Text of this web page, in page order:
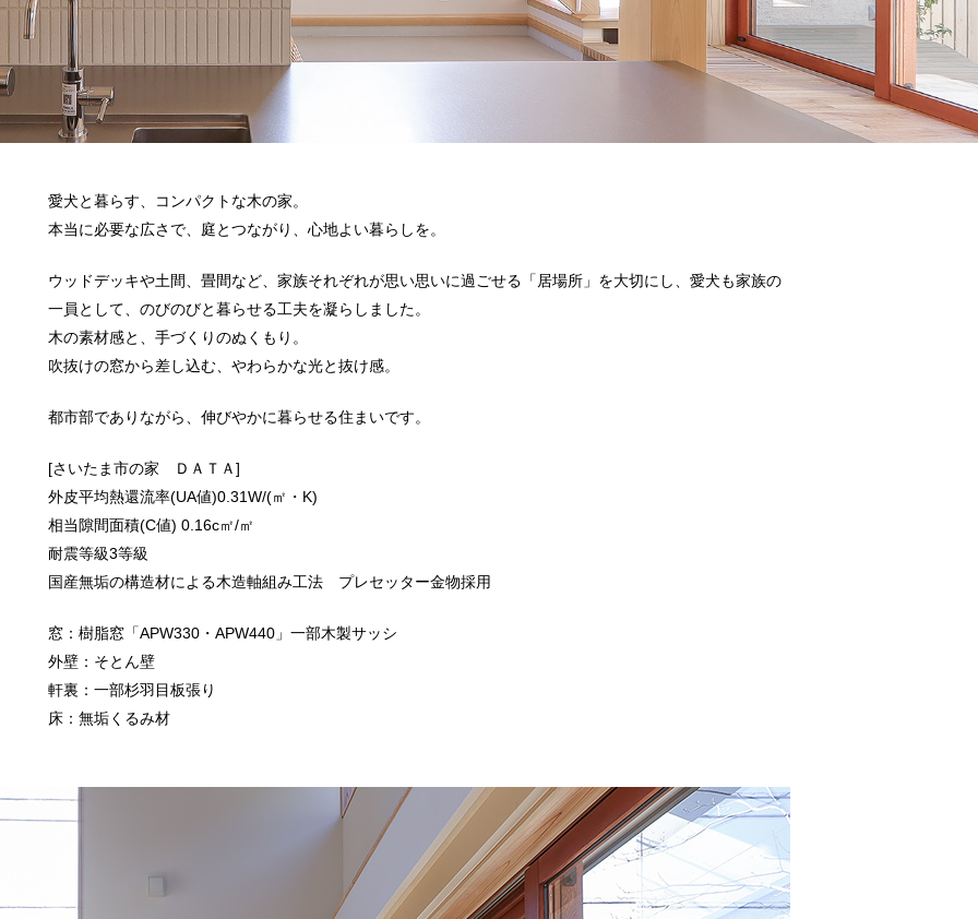
愛犬と暮らす、コンパクトな木の家。
本当に必要な広さで、庭とつながり、心地よい暮らしを。
ウッドデッキや土間、畳間など、家族それぞれが思い思いに過ごせる「居場所」を大切にし、愛犬も家族の
一員として、のびのびと暮らせる工夫を凝らしました。
木の素材感と、手づくりのぬくもり。
吹抜けの窓から差し込む、やわらかな光と抜け感。
都市部でありながら、伸びやかに暮らせる住まいです。
[さいたま市の家 ＤＡＴＡ]
外皮平均熱還流率(UA値)0.31W/(㎡・K)
相当隙間面積(C値) 0.16c㎡/㎡
耐震等級3等級
国産無垢の構造材による木造軸組み工法 プレセッター金物採用
窓：樹脂窓「APW330・APW440」一部木製サッシ
外壁：そとん壁
軒裏：一部杉羽目板張り
床：無垢くるみ材